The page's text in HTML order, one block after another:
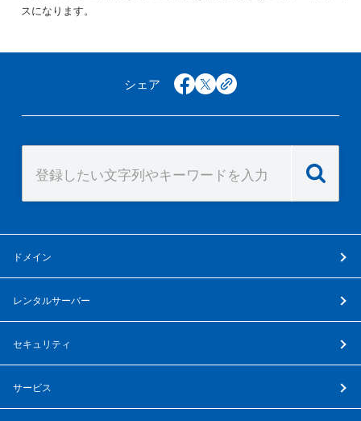
スになります。
シェア facebook
x copy
ドメイン
レンタルサーバー
セキュリティ
サービス